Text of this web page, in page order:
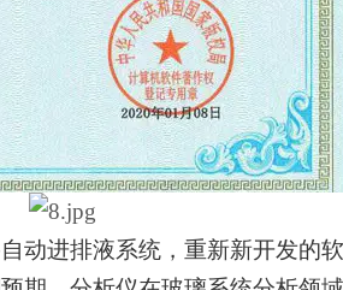
动进排液系统，重新新开发的